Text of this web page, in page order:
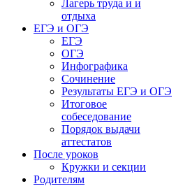
Лагерь труда и и
отдыха
ЕГЭ и ОГЭ
ЕГЭ
ОГЭ
Инфографика
Сочинение
Результаты ЕГЭ и ОГЭ
Итоговое
собеседование
Порядок выдачи
аттестатов
После уроков
Кружки и секции
Родителям